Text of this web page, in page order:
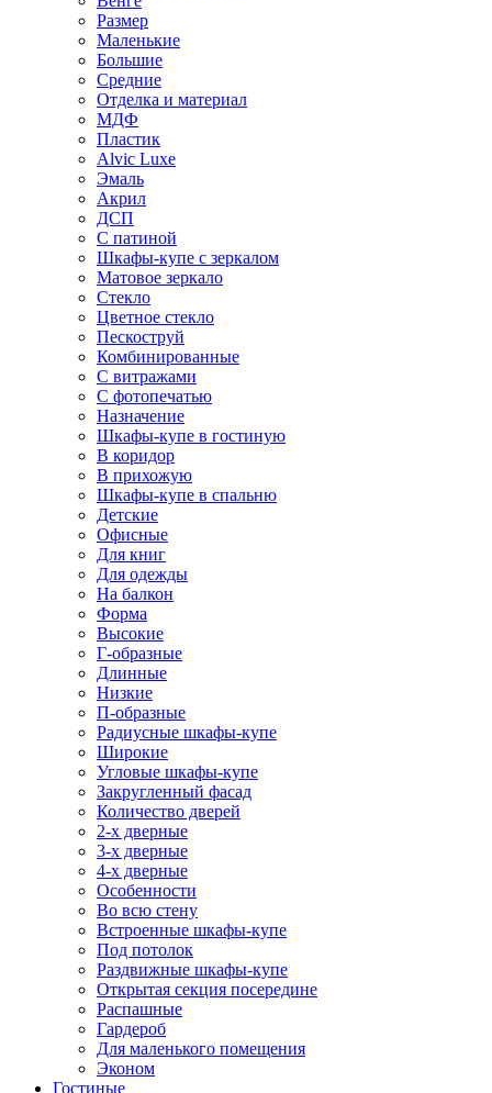
Размер
Маленькие
Большие
Средние
Отделка и материал
МДФ
Пластик
Alvic Luxe
Эмаль
Акрил
ДСП
С патиной
Шкафы-купе с зеркалом
Матовое зеркало
Стекло
Цветное стекло
Пескоструй
Комбинированные
С витражами
С фотопечатью
Назначение
Шкафы-купе в гостиную
В коридор
В прихожую
Шкафы-купе в спальню
Детские
Офисные
Для книг
Для одежды
На балкон
Форма
Высокие
Г-образные
Длинные
Низкие
П-образные
Радиусные шкафы-купе
Широкие
Угловые шкафы-купе
Закругленный фасад
Количество дверей
2-х дверные
3-х дверные
4-х дверные
Особенности
Во всю стену
Встроенные шкафы-купе
Под потолок
Раздвижные шкафы-купе
Открытая секция посередине
Распашные
Гардероб
Для маленького помещения
Эконом
Гостиные